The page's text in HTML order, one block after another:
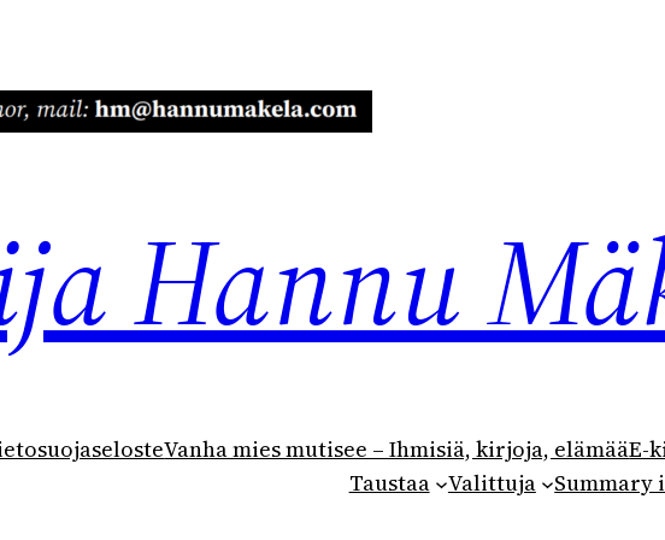
Hannu
Vanha mies mutisee – Ihmisiä, kirjoja, elämääE-
Taustaa
Valittuja Summary